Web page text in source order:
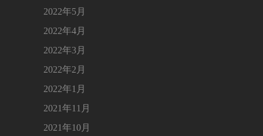
2022年5月
2022年4月
2022年3月
2022年2月
2022年1月
2021年11月
2021年10月